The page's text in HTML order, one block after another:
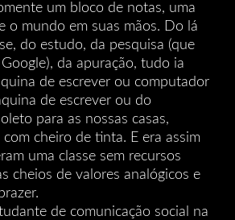
um bloco de notas, uma
o mundo em suas mãos. Do lá
do estudo, da pesquisa (que
da apuração, tudo ia
de escrever ou computador
de escrever ou do
para as nossas casas,
cheiro de tinta. E era assim
uma classe sem recursos
cheios de valores analógicos e
de comunicação social na